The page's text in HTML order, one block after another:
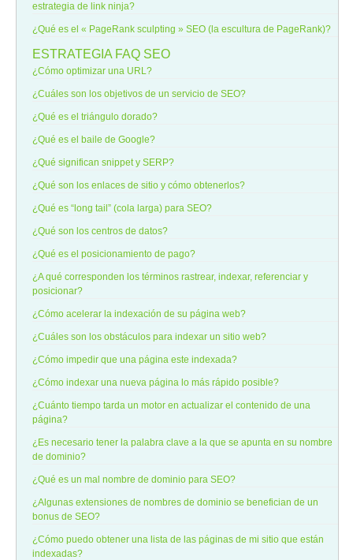
estrategia de link ninja?
¿Qué es el « PageRank sculpting » SEO (la escultura de PageRank)?
ESTRATEGIA FAQ SEO
¿Cómo optimizar una URL?
¿Cuáles son los objetivos de un servicio de SEO?
¿Qué es el triángulo dorado?
¿Qué es el baile de Google?
¿Qué significan snippet y SERP?
¿Qué son los enlaces de sitio y cómo obtenerlos?
¿Qué es “long tail” (cola larga) para SEO?
¿Qué son los centros de datos?
¿Qué es el posicionamiento de pago?
¿A qué corresponden los términos rastrear, indexar, referenciar y
posicionar?
¿Cómo acelerar la indexación de su página web?
¿Cuáles son los obstáculos para indexar un sitio web?
¿Cómo impedir que una página este indexada?
¿Cómo indexar una nueva página lo más rápido posible?
¿Cuánto tiempo tarda un motor en actualizar el contenido de una
página?
¿Es necesario tener la palabra clave a la que se apunta en su nombre
de dominio?
¿Qué es un mal nombre de dominio para SEO?
¿Algunas extensiones de nombres de dominio se benefician de un
bonus de SEO?
¿Cómo puedo obtener una lista de las páginas de mi sitio que están
indexadas?